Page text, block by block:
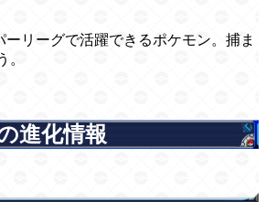
ーリーグで活躍できるポケモン。捕ま
。
進化情報